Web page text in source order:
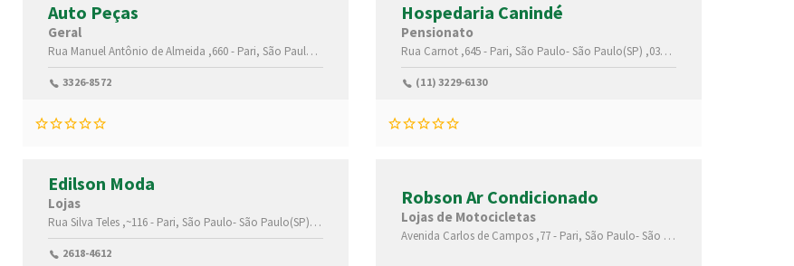
Auto Peças
Geral
Rua Manuel Antônio de Almeida ,660 - Pari, São Paulo- ,03033070
3326-8572
Hospedaria Canindé
Pensionato
Rua Carnot ,645 - Pari, São Paulo-São Paulo(SP) ,03032030
(11) 3229-6130
Edilson Moda
Lojas
Rua Silva Teles ,~116 - Pari, São Paulo-São Paulo(SP),03026001
2618-4612
Robson Ar Condicionado
Lojas de Motocicletas
Avenida Carlos de Campos ,77 - Pari, São Paulo-São Paulo(SP)